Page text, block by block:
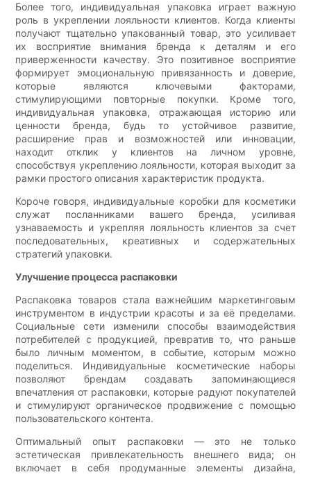
Более того, индивидуальная упаковка играет важную
роль в укреплении лояльности клиентов. Когда клиенты
получают тщательно упакованный товар, это усиливает
их восприятие внимания бренда к деталям и его
приверженности качеству. Это позитивное восприятие
формирует эмоциональную привязанность и доверие,
которые являются ключевыми факторами,
стимулирующими повторные покупки. Кроме того,
индивидуальная упаковка, отражающая историю или
ценности бренда, будь то устойчивое развитие,
расширение прав и возможностей или инновации,
находит отклик у клиентов на личном уровне,
способствуя укреплению лояльности, которая выходит за
рамки простого описания характеристик продукта.
Короче говоря, индивидуальные коробки для косметики
служат посланниками вашего бренда, усиливая
узнаваемость и укрепляя лояльность клиентов за счет
последовательных, креативных и содержательных
стратегий упаковки.
Улучшение процесса распаковки
Распаковка товаров стала важнейшим маркетинговым
инструментом в индустрии красоты и за её пределами.
Социальные сети изменили способы взаимодействия
потребителей с продукцией, превратив то, что раньше
было личным моментом, в событие, которым можно
поделиться. Индивидуальные косметические наборы
позволяют брендам создавать запоминающиеся
впечатления от распаковки, которые радуют покупателей
и стимулируют органическое продвижение с помощью
пользовательского контента.
Оптимальный опыт распаковки — это не только
эстетическая привлекательность внешнего вида; он
включает в себя продуманные элементы дизайна,